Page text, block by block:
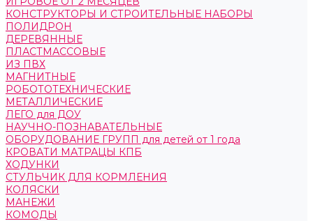
КОНСТРУКТОРЫ И СТРОИТЕЛЬНЫЕ НАБОРЫ
ПОЛИДРОН
ДЕРЕВЯННЫЕ
ПЛАСТМАССОВЫЕ
ИЗ ПВХ
МАГНИТНЫЕ
РОБОТОТЕХНИЧЕСКИЕ
МЕТАЛЛИЧЕСКИЕ
ЛЕГО для ДОУ
НАУЧНО-ПОЗНАВАТЕЛЬНЫЕ
ОБОРУДОВАНИЕ ГРУПП для детей от 1 года
КРОВАТИ МАТРАЦЫ КПБ
ХОДУНКИ
СТУЛЬЧИК ДЛЯ КОРМЛЕНИЯ
КОЛЯСКИ
МАНЕЖИ
КОМОДЫ